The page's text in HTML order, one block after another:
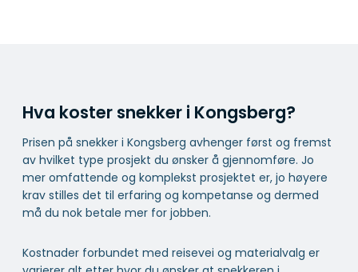
Hva koster snekker i Kongsberg?
Prisen på snekker i Kongsberg avhenger først og fremst
av hvilket type prosjekt du ønsker å gjennomføre. Jo
mer omfattende og komplekst prosjektet er, jo høyere
krav stilles det til erfaring og kompetanse og dermed
må du nok betale mer for jobben.
Kostnader forbundet med reisevei og materialvalg er